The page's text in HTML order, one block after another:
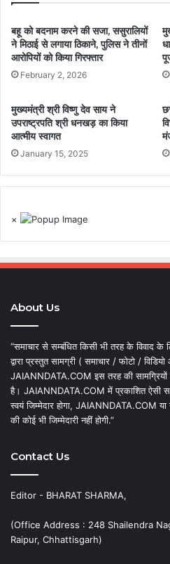
बहू को बदनाम करने की सजा, ससुरालियों
ने मिठाई से लगाया ठिकाने, पुलिस ने तीनों
आरोपियों को किया गिरफ्तार
February 2, 2026
मुख्यमंत्री श्री विष्णु देव साय ने
उपराष्ट्रपति श्री धनखड़ का किया
आत्मीय स्वागत
January 15, 2025
×
About Us
“समाचार से सम्बंधित किसी भी तरह के विवाद
द्वारा प्रस्तुत सामग्री ( समाचार / फोटो /
JAIANNDATA.COM इस तरह की सामग्रियों
है। JAIANNDATA.COM में प्रकाशित ऐसी
स्वयं जिम्मेदार होगा, JAIANNDATA.COM
की कोई भी जिम्मेदारी नहीं होगी.”
Contact Us
Editor - BHARAT SHARMA,
(Office Address : 248 Shailendra
Raipur, Chhattisgarh)